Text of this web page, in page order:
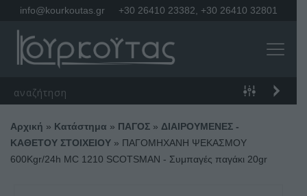
info@kourkoutas.gr +30 26410 23382 +30 26410 32801
Αρχική » Κατάστημα » ΠΑΓΟΣ » ΔΙΑΙΡΟΥΜΕΝΕΣ -
ΚΑΘΕΤΟΥ ΣΤΟΙΧΕΙΟΥ » ΠΑΓΟΜΗΧΑΝΗ ΨΕΚΑΣΜΟΥ
600Kgr/24h MC 1210 SCOTSMAN - Συμπαγές παγάκι 20gr